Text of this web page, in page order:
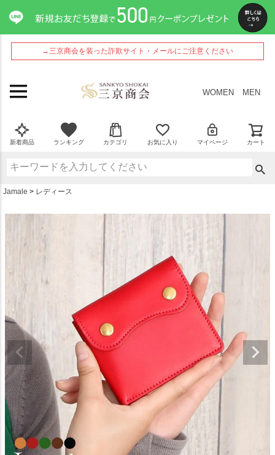
→三京商会を装った詐欺サイト・メールにご注意ください
WOMEN MEN
新着商品 ランキング カテゴリ お気に入り マイページ カート
Jamale レディース
ペー
ジト
ップ
へ